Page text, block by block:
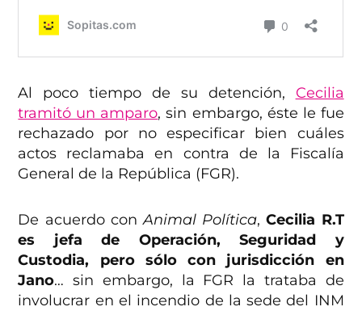
Al poco tiempo de su detención, Cecilia
tramitó un amparo, sin embargo, éste le fue
rechazado por no especificar bien cuáles
actos reclamaba en contra de la Fiscalía
General de la República (FGR).
De acuerdo conAnimal Política,Cecilia R.T
es jefa de Operación, Seguridad y
Custodia, pero sólo con jurisdicción en
Jano… sin embargo, la FGR la trataba de
involucrar en el incendio de la sede del INM